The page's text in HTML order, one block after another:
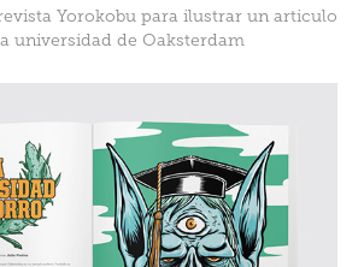
Yorokobu para ilustrar un articulo
universidad de Oaksterdam